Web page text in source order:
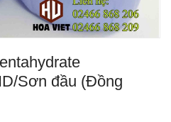
Sơn đầu (Đồng